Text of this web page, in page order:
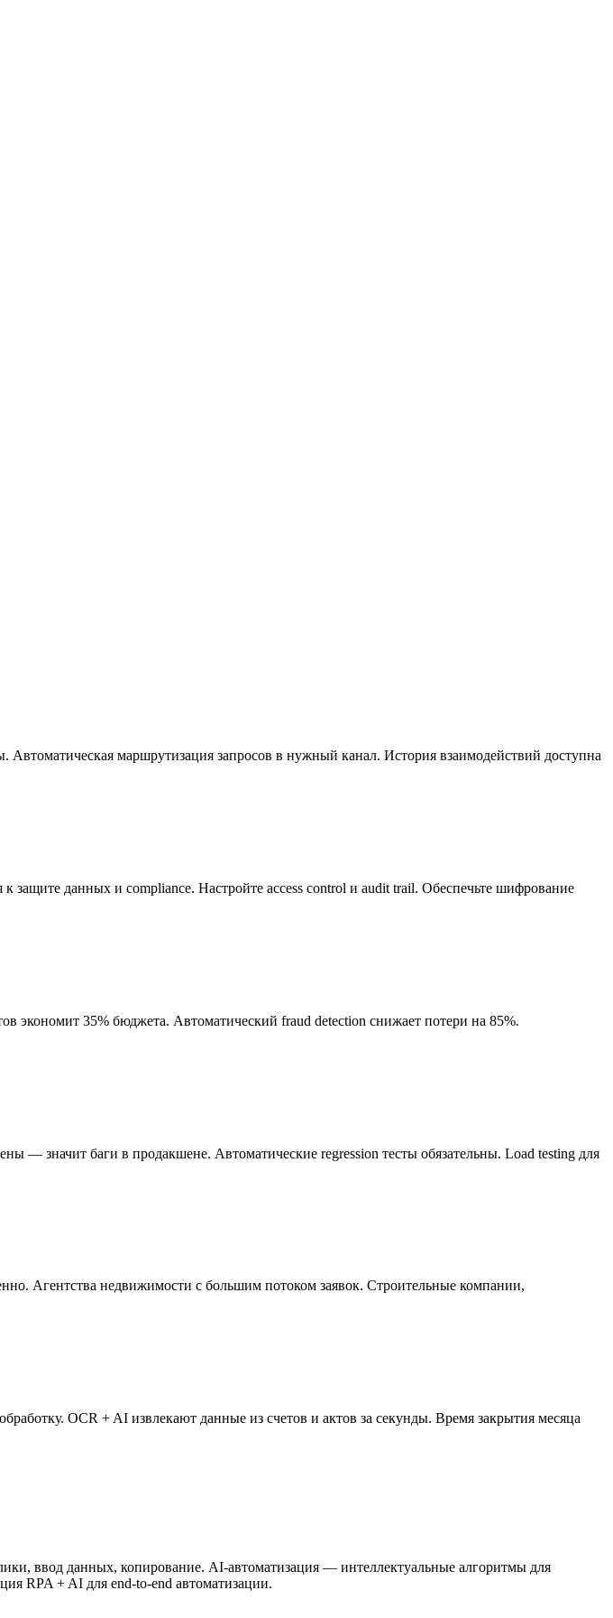
маршрутизация запросов в нужный канал. История взаимодействий доступна
защите данных и compliance. Настройте access control и audit trail. Обеспечьте шифрование
экономит 35% бюджета. Автоматический fraud detection снижает потери на 85%.
— значит баги в продакшене. Автоматические regression тесты обязательны. Load testing для
Агентства недвижимости с большим потоком заявок. Строительные компании,
OCR + AI извлекают данные из счетов и актов за секунды. Время закрытия месяца
ввод данных, копирование. AI-автоматизация — интеллектуальные алгоритмы для
RPA + AI для end-to-end автоматизации.